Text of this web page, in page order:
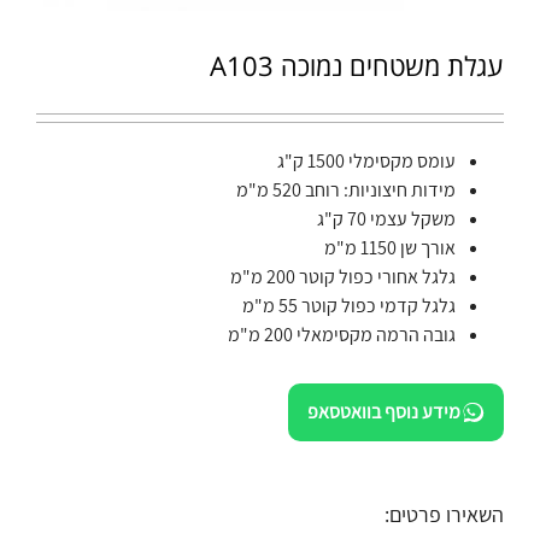
עגלת משטחים נמוכה A103
עומס מקסימלי 1500 ק"ג
מידות חיצוניות: רוחב 520 מ"מ
משקל עצמי 70 ק"ג
אורך שן 1150 מ"מ
גלגל אחורי כפול קוטר 200 מ"מ
גלגל קדמי כפול קוטר 55 מ"מ
גובה הרמה מקסימאלי 200 מ"מ
מידע נוסף בוואטסאפ
השאירו פרטים: